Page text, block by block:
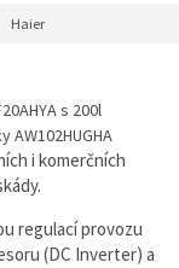
Haier
s 200l
i komerčních
regulací provozu
(DC Inverter) a